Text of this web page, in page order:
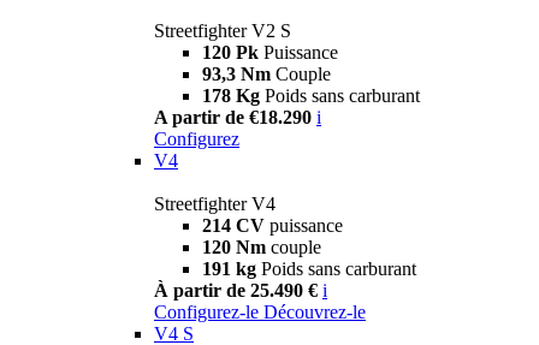
Streetfighter V2 S
120 Pk Puissance
93,3 Nm Couple
178 Kg Poids sans carburant
A partir de €18.290 i
Configurez
V4
Streetfighter V4
214 CV puissance
120 Nm couple
191 kg Poids sans carburant
À partir de 25.490 € i
Configurez-le Découvrez-le
V4 S